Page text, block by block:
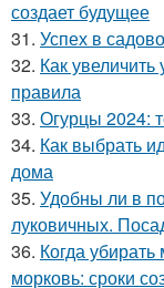
создает будущее
31. Успех в
32. Как
правила
33. Огурцы 2024:
34. Как выбрать
дома
35. Удобны ли в
луковичных.
36. Когда
морковь: сроки